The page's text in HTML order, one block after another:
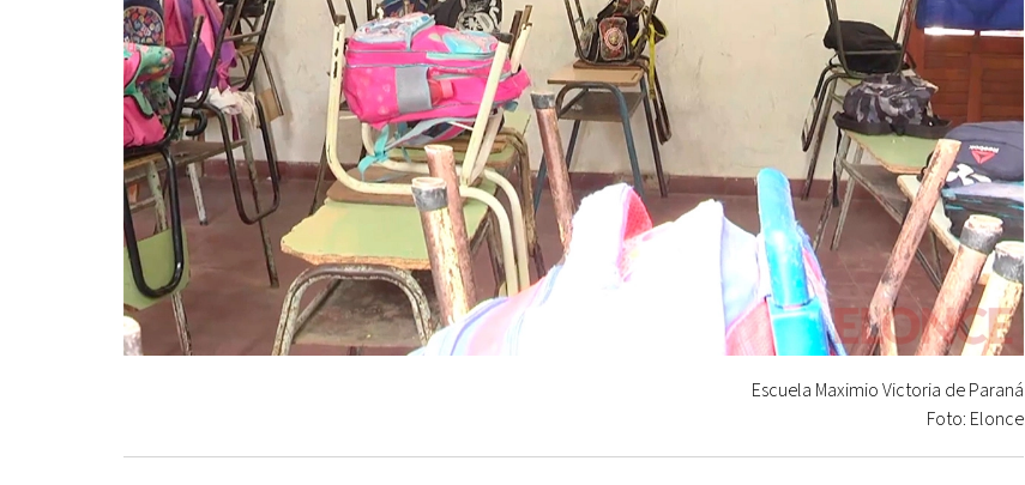
Escuela Maximio Victoria de Paraná
Foto: Elonce